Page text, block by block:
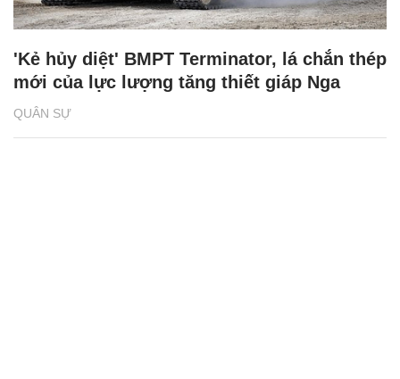
QUÂN SỰ
'Kẻ hủy diệt' BMPT Terminator, lá chắn thép
mới của lực lượng tăng thiết giáp Nga